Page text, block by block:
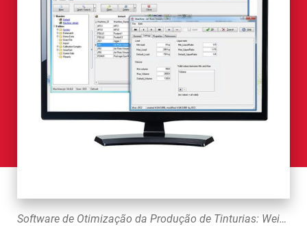
Software de Otimização da Produção de Tinturias: Weigh